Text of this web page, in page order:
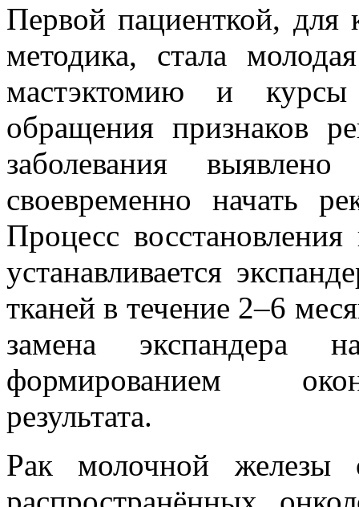
Первой пациенткой, для
методика, стала
мастэктомию и
обращения признаков
заболевания
своевременно начать
Процесс
устанавливается
тканей в течение 2–6
замена экспандера
формированием
результата.
Рак молочной железы